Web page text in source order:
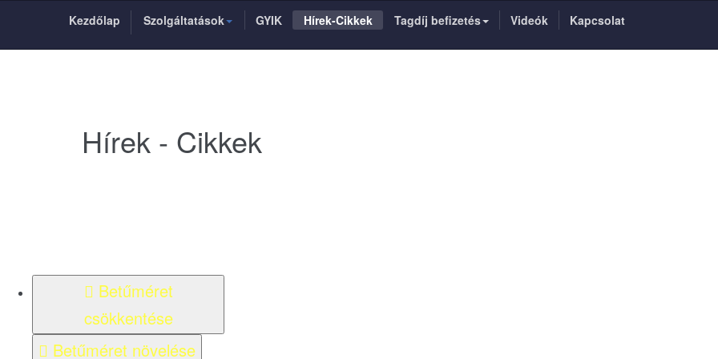
Kezdőlap Szolgáltatások GYIK Hírek-Cikkek Tagdíj befizetés Videók Kapcsolat
Hírek - Cikkek
Betűméret
csökkentése
Betűméret növelése